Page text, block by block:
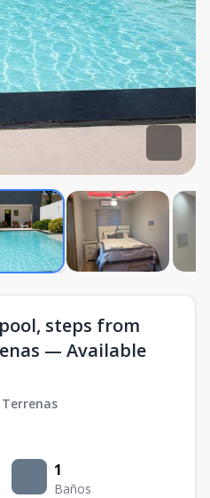
steps from
— Available
Terrenas
1
Baños